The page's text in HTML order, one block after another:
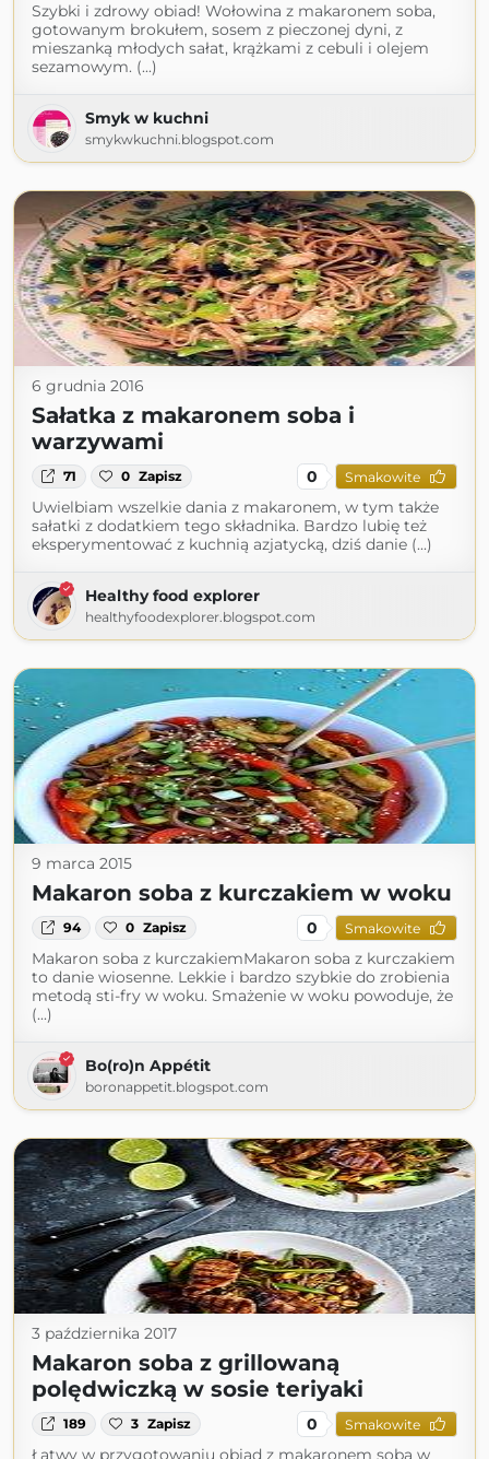
Szybki i zdrowy obiad! Wołowina z makaronem soba,
gotowanym brokułem, sosem z pieczonej dyni, z
mieszanką młodych sałat, krążkami z cebuli i olejem
sezamowym. (...)
Smyk w kuchni
smykwkuchni.blogspot.com
6 grudnia 2016
Sałatka z makaronem soba i
warzywami
71 0 Zapisz 0 Smakowite
Uwielbiam wszelkie dania z makaronem, w tym także
sałatki z dodatkiem tego składnika. Bardzo lubię też
eksperymentować z kuchnią azjatycką, dziś danie (...)
Healthy food explorer
healthyfoodexplorer.blogspot.com
9 marca 2015
Makaron soba z kurczakiem w woku
94 0 Zapisz 0 Smakowite
Makaron soba z kurczakiemMakaron soba z kurczakiem
to danie wiosenne. Lekkie i bardzo szybkie do zrobienia
metodą sti-fry w woku. Smażenie w woku powoduje, że
(...)
Bo(ro)n Appétit
boronappetit.blogspot.com
3 października 2017
Makaron soba z grillowaną
polędwiczką w sosie teriyaki
189 3 Zapisz 0 Smakowite
Łatwy w przygotowaniu obiad z makaronem soba w